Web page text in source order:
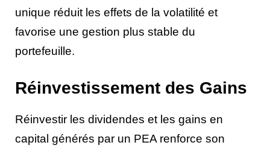
unique réduit les effets de la volatilité et
favorise une gestion plus stable du
portefeuille.
Réinvestissement des Gains
Réinvestir les dividendes et les gains en
capital générés par un PEA renforce son